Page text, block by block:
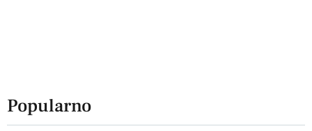
Popularno